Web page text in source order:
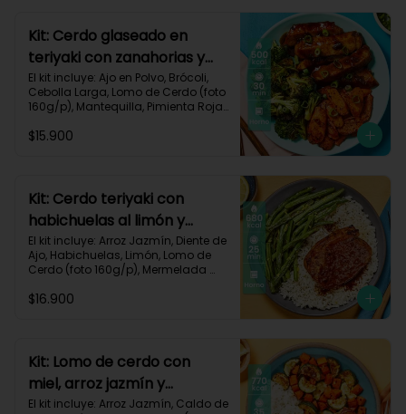
Kit: Cerdo glaseado en
teriyaki con zanahorias y
brócoli asados-125
El kit incluye: Ajo en Polvo, Brócoli,
Cebolla Larga, Lomo de Cerdo (foto
160g/p), Mantequilla, Pimienta Roja,
Impresa.
$15.900
Kit: Cerdo teriyaki con
habichuelas al limón y
arroz al ajillo-3
El kit incluye: Arroz Jazmín, Diente de
Ajo, Habichuelas, Limón, Lomo de
Cerdo (foto 160g/p), Mermelada
Impresa.
$16.900
Kit: Lomo de cerdo con
miel, arroz jazmín y
verduras al limón-76
El kit incluye: Arroz Jazmín, Caldo de